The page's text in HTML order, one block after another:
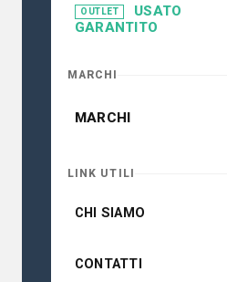
OUTLET
USATO
GARANTITO
MARCHI
MARCHI
LINK UTILI
CHI SIAMO
CONTATTI